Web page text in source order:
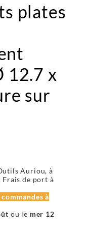
plates
12.7 x
sur
Auriou, à
de port à
à
ou le mer 12